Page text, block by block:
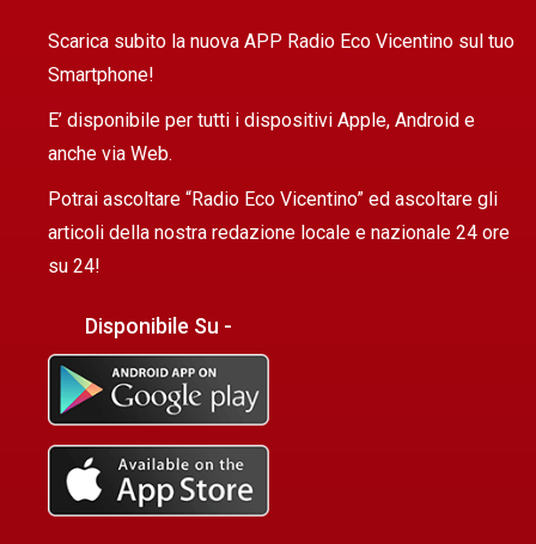
Scarica subito la nuova APP Radio Eco Vicentino sul tuo
Smartphone!
E’ disponibile per tutti i dispositivi Apple, Android e
anche via Web.
Potrai ascoltare “Radio Eco Vicentino” ed ascoltare gli
articoli della nostra redazione locale e nazionale 24 ore
su 24!
Disponibile Su -